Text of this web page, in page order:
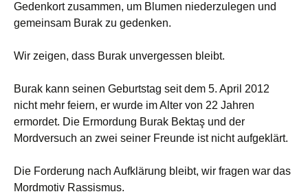
Gedenkort zusammen, um Blumen niederzulegen und
gemeinsam Burak zu gedenken.
Wir zeigen, dass Burak unvergessen bleibt.
Burak kann seinen Geburtstag seit dem 5. April 2012
nicht mehr feiern, er wurde im Alter von 22 Jahren
ermordet. Die Ermordung Burak Bektaş und der
Mordversuch an zwei seiner Freunde ist nicht aufgeklärt.
Die Forderung nach Aufklärung bleibt, wir fragen war das
Mordmotiv Rassismus.